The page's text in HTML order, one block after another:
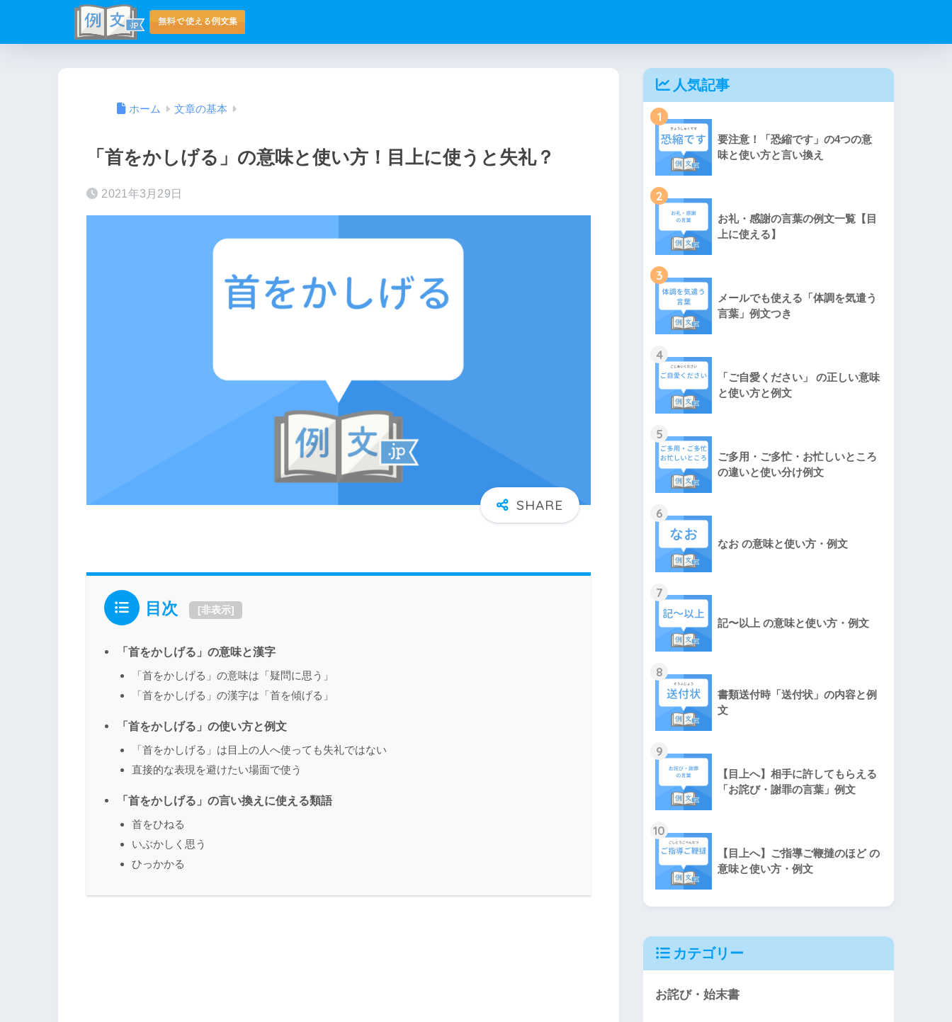
ホーム 文章の基本
「首をかしげる」の意味と使い方！目上に使うと失礼？
2021年3月29日
目次 [非表示]
「首をかしげる」の意味と漢字
「首をかしげる」の意味は「疑問に思う」
「首をかしげる」の漢字は「首を傾げる」
「首をかしげる」の使い方と例文
「首をかしげる」は目上の人へ使っても失礼ではない
直接的な表現を避けたい場面で使う
「首をかしげる」の言い換えに使える類語
首をひねる
いぶかしく思う
ひっかかる
人気記事
1
要注意！「恐縮です」の4つの意
味と使い方と言い換え
2
お礼・感謝の言葉の例文一覧【目
上に使える】
3
メールでも使える「体調を気遣う
言葉」例文つき
4
「ご自愛ください」 の正しい意味
と使い方と例文
5
ご多用・ご多忙・お忙しいところ
の違いと使い分け例文
6
なお の意味と使い方・例文
7
記〜以上 の意味と使い方・例文
8
書類送付時「送付状」の内容と例
文
9
【目上へ】相手に許してもらえる
「お詫び・謝罪の言葉」例文
10
【目上へ】ご指導ご鞭撻のほど の
意味と使い方・例文
カテゴリー
お詫び・始末書